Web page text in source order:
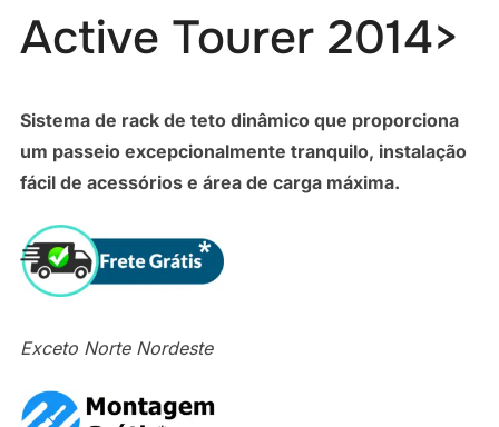
Active Tourer 2014>
Sistema de rack de teto dinâmico que proporciona
um passeio excepcionalmente tranquilo, instalação
fácil de acessórios e área de carga máxima.
Exceto Norte Nordeste